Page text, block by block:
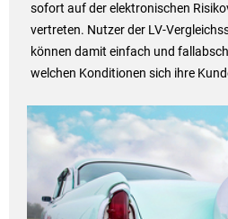
sofort auf der elektronischen
vertreten. Nutzer der LV-
können damit einfach und
welchen Konditionen sich ihre